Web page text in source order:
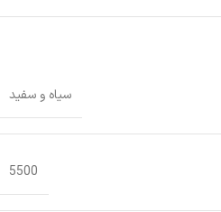
سیاه و سفید
5500